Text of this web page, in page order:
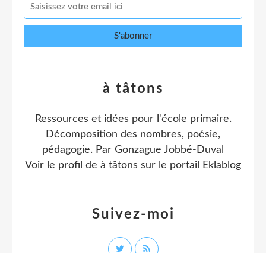
à tâtons
Ressources et idées pour l'école primaire.
Décomposition des nombres, poésie,
pédagogie. Par Gonzague Jobbé-Duval
Voir le profil de à tâtons sur le portail Eklablog
Suivez-moi